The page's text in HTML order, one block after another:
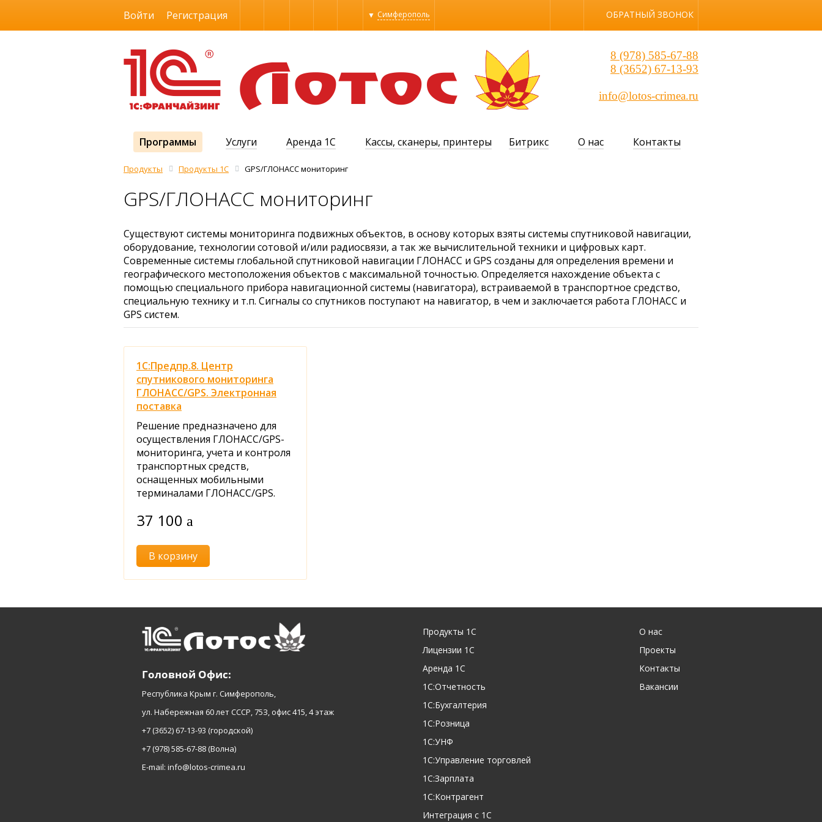
Размер шрифта Обычная версия
ОБРАТНЫЙ ЗВОНОК
8 (978) 585-67-88
8 (3652) 67-13-93
info@lotos-crimea.ru
Симферополь
Евпатория
Керчь
МОСКВА
Севастополь
Феодосия
Войти Регистрация
Программы Услуги Аренда 1С Кассы, сканеры, принтеры Битрикс О нас Контакты
Продукты Продукты 1С GPS/ГЛОНАСС мониторинг
GPS/ГЛОНАСС мониторинг
Существуют системы мониторинга подвижных объектов, в основу которых взяты системы спутниковой навигации,
оборудование, технологии сотовой и/или радиосвязи, а так же вычислительной техники и цифровых карт.
Современные системы глобальной спутниковой навигации ГЛОНАСС и GPS созданы для определения времени и
географического местоположения объектов с максимальной точностью. Определяется нахождение объекта с
помощью специального прибора навигационной системы (навигатора), встраиваемой в транспортное средство,
специальную технику и т.п. Сигналы со спутников поступают на навигатор, в чем и заключается работа ГЛОНАСС и
GPS систем.
1С:Предпр.8. Центр
спутникового мониторинга
ГЛОНАСС/GPS. Электронная
поставка
Решение предназначено для
осуществления ГЛОНАСС/GPS-
мониторинга, учета и контроля
транспортных средств,
оснащенных мобильными
терминалами ГЛОНАСС/GPS.
37 100
В корзину
Головной Офис:
Республика Крым г. Симферополь,
ул. Набережная 60 лет СССР, 75З, офис 415, 4 этаж
+7 (3652) 67-13-93 (городской)
+7 (978) 585-67-88 (Волна)
E-mail: info@lotos-crimea.ru
Продукты 1С
Лицензии 1С
Аренда 1С
1С:Отчетность
1С:Бухгалтерия
1С:Розница
1С:УНФ
1С:Управление торговлей
1С:Зарплата
1С:Контрагент
Интеграция с 1С
О нас
Проекты
Контакты
Вакансии